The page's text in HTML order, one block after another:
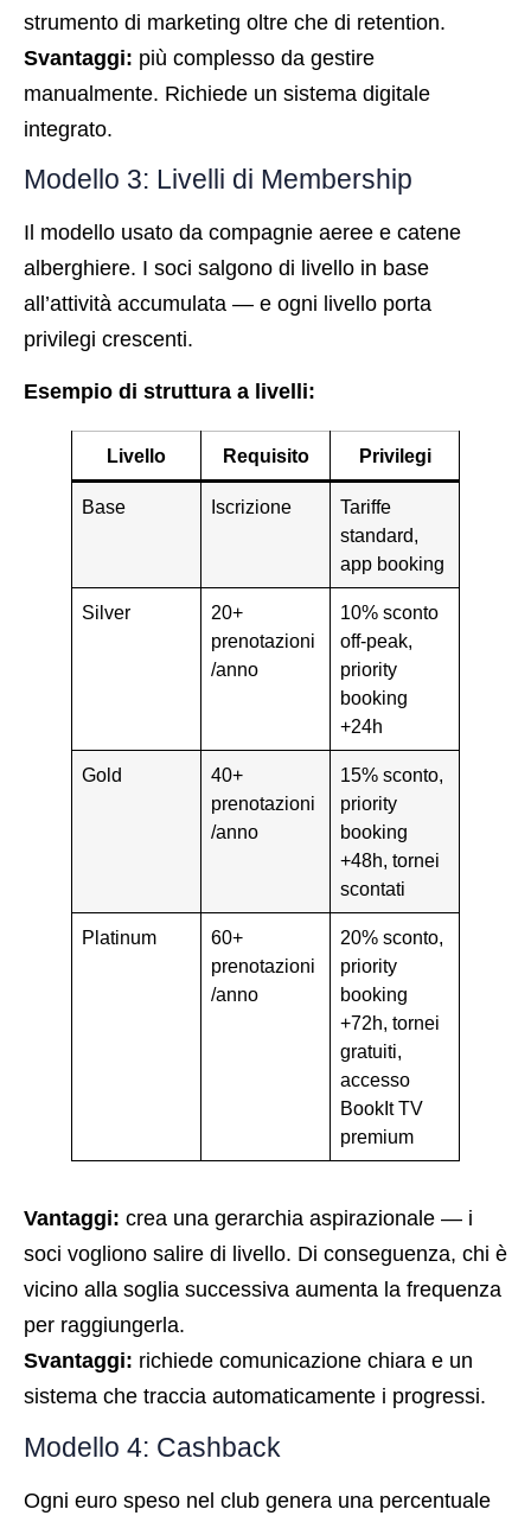
strumento di marketing oltre che di retention.
Svantaggi: più complesso da gestire
manualmente. Richiede un sistema digitale
integrato.
Modello 3: Livelli di Membership
Il modello usato da compagnie aeree e catene
alberghiere. I soci salgono di livello in base
all’attività accumulata — e ogni livello porta
privilegi crescenti.
Esempio di struttura a livelli:
Livello Requisito Privilegi
Base Iscrizione
Tariffe
standard,
app booking
Silver
20+
prenotazioni
/anno
10% sconto
off-peak,
priority
booking
+24h
Gold
40+
prenotazioni
/anno
15% sconto,
priority
booking
+48h, tornei
scontati
Platinum
60+
prenotazioni
/anno
20% sconto,
priority
booking
+72h, tornei
gratuiti,
accesso
BookIt TV
premium
Vantaggi: crea una gerarchia aspirazionale — i
soci vogliono salire di livello. Di conseguenza, chi è
vicino alla soglia successiva aumenta la frequenza
per raggiungerla.
Svantaggi: richiede comunicazione chiara e un
sistema che traccia automaticamente i progressi.
Modello 4: Cashback
Ogni euro speso nel club genera una percentuale